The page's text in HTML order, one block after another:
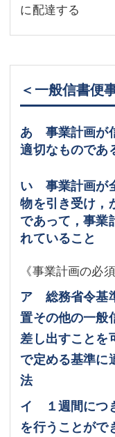
に配達する
＜一般信書便
あ 事業計画が
適切なものであ
い 事業計画が
物を引き受け，
であって，事業
れていること
《事業計画の必
ア 総務省令基
置その他の一般
差し出すことを
で定める基準に
法
イ １週間につ
を行うことがで